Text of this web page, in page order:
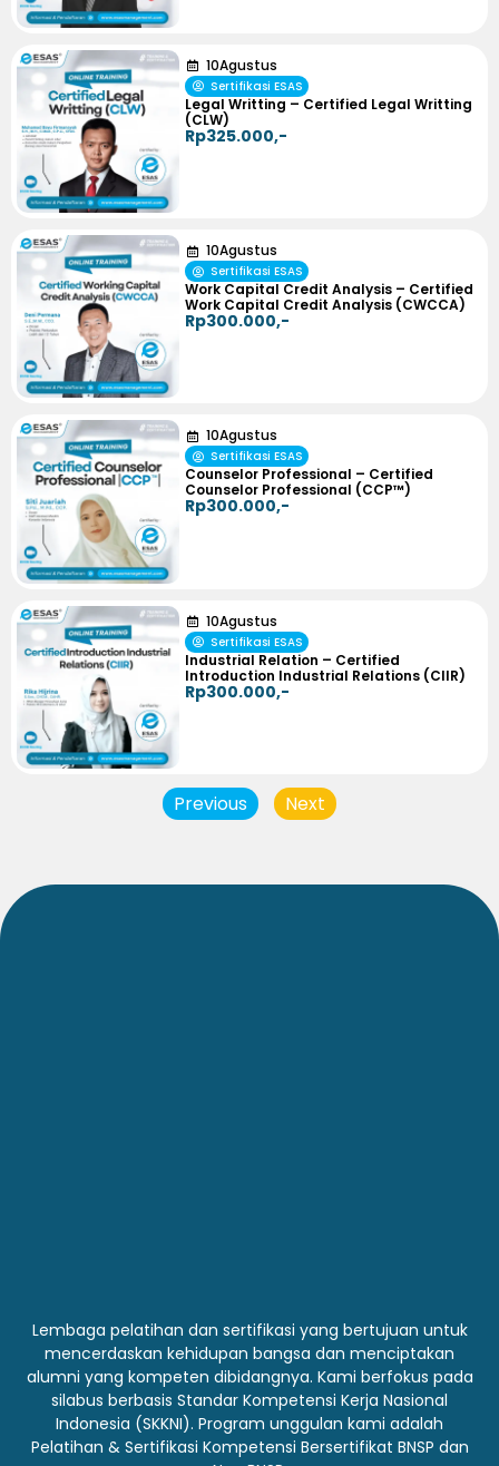
10Agustus
Sertifikasi ESAS
Legal Writting – Certified Legal Writting
(CLW)
Rp325.000,-
10Agustus
Sertifikasi ESAS
Work Capital Credit Analysis – Certified
Work Capital Credit Analysis (CWCCA)
Rp300.000,-
10Agustus
Sertifikasi ESAS
Counselor Professional – Certified
Counselor Professional (CCP™)
Rp300.000,-
10Agustus
Sertifikasi ESAS
Industrial Relation – Certified
Introduction Industrial Relations (CIIR)
Rp300.000,-
Previous Next
Perkantoran Tanjung Mas Raya Blok B1 No.44
Tanjung Barat Jakarta Selatan
Kontak :
0858-7066-3856